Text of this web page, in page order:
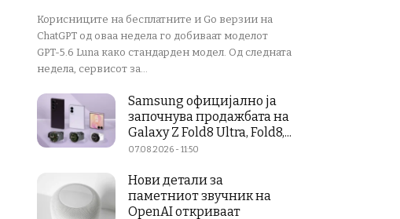
Корисниците на бесплатните и Go верзии на
ChatGPT од оваа недела го добиваат моделот
GPT-5.6 Luna како стандарден модел. Од следната
недела, сервисот за...
Samsung официјално ја
започнува продажбата на
Galaxy Z Fold8 Ultra, Fold8,...
07.08.2026 - 11:50
Нови детали за
паметниот звучник на
OpenAI откриваат